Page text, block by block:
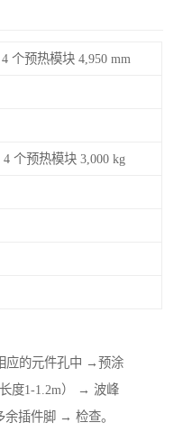
个预热模块 4,950 mm
个预热模块 3,000 kg
应的元件孔中 →预涂
度1-1.2m） → 波峰
插件脚 → 检查。